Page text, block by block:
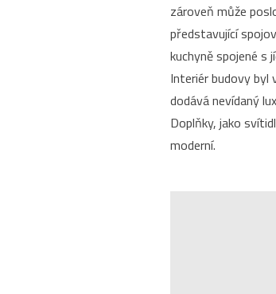
zároveň může
představující
kuchyně spojené s
Interiér budovy
dodává nevídaný
Doplňky, jako
moderní.